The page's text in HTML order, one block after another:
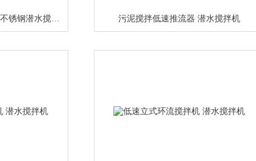
污泥搅拌低速推流器 潜水搅拌机